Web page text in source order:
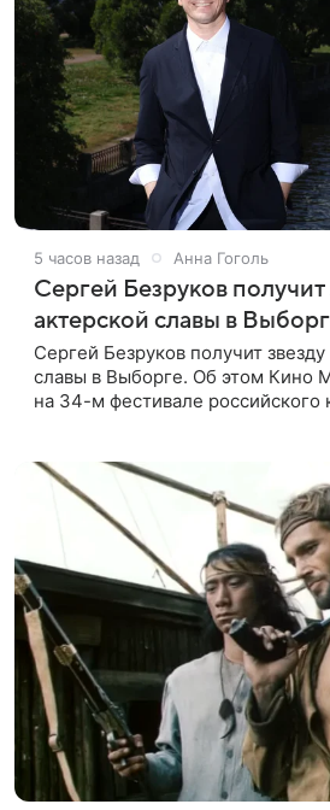
5 часов назад Анна Гоголь
Сергей Безруков получит
актерской славы в
Сергей Безруков получит
славы в Выборге. Об этом Кино
на 34-м фестивале российского